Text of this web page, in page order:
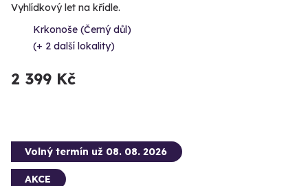
Vyhlídkový let na křídle.
Krkonoše (Černý důl)
(+ 2 další lokality)
2 399 Kč
Volný termín už 08. 08. 2026
AKCE